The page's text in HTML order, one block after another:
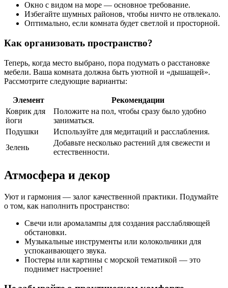
Окно с видом на море — основное требование.
Избегайте шумных районов, чтобы ничто не отвлекало.
Оптимально, если комната будет светлой и просторной.
Как организовать пространство?
Теперь, когда место выбрано, пора подумать о расстановке
мебели. Ваша комната должна быть уютной и «дышащей».
Рассмотрите следующие варианты:
Элемент
Рекомендации
Коврик для
йоги
Положите на пол, чтобы сразу было удобно
заниматься.
Подушки
Используйте для медитаций и расслабления.
Зелень
Добавьте несколько растений для свежести и
естественности.
Атмосфера и декор
Уют и гармония — залог качественной практики. Подумайте
о том, как наполнить пространство:
Свечи или аромалампы для создания расслабляющей
обстановки.
Музыкальные инструменты или колокольчики для
успокаивающего звука.
Постеры или картины с морской тематикой — это
поднимет настроение!